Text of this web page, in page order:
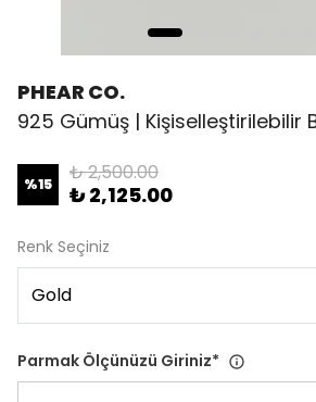
PHEAR CO.
925 Gümüş | Kişiselleştirilebilir
%15 ₺ 2,500.00
₺ 2,125.00
Renk Seçiniz
Parmak Ölçünüzü Giriniz*